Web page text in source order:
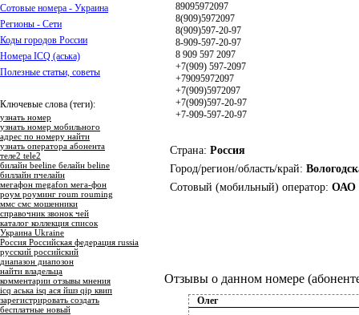
Сотовые номера - Украина
Регионы - Сети
Коды городов России
Номера ICQ (аська)
Полезные статьи, советы
Ключевые слова (теги):
узнать номер
узнать номер мобильного
адрес по номеру найти
узнать оператора абонента
теле2 tele2
билайн beeline белайн beline
биллайн пчелайн
мегафон megafon мега-фон
роум роуминг roum rouming
ммс смс мошенники
справочник звонок чей
каталог коллекция список
Украина Ukraine
Россия Российская федерация russia
русский российский
диапазон диапозон
найти владельца
комментарии отзывы мнения
icq аська isq ася йшз qip квип
зарегистрировать создать
бесплатные новый
89095972097
8(909)5972097
8(909)597-20-97
8-909-597-20-97
8 909 597 2097
+7(909) 597-2097
+79095972097
+7(909)5972097
+7(909)597-20-97
+7-909-597-20-97
Страна: Россия
Город/регион/область/край:
Сотовый (мобильный) оператор: ОАО
Отзывы о данном номере
Олег